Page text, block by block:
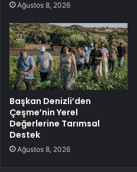
Ağustos 8, 2026
Başkan Denizli’den
Çeşme’nin Yerel
Değerlerine Tarımsal
Destek
Ağustos 8, 2026